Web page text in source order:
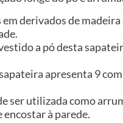
derivados de
a pó desta
apresenta 9
ser utilizada como
encostar à parede.